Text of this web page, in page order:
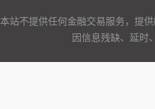
本站不提供任何金融交易服务，提
因信息残缺、延时